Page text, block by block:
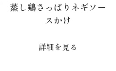
蒸し鶏さっぱりネギソー
スかけ
詳細を見る